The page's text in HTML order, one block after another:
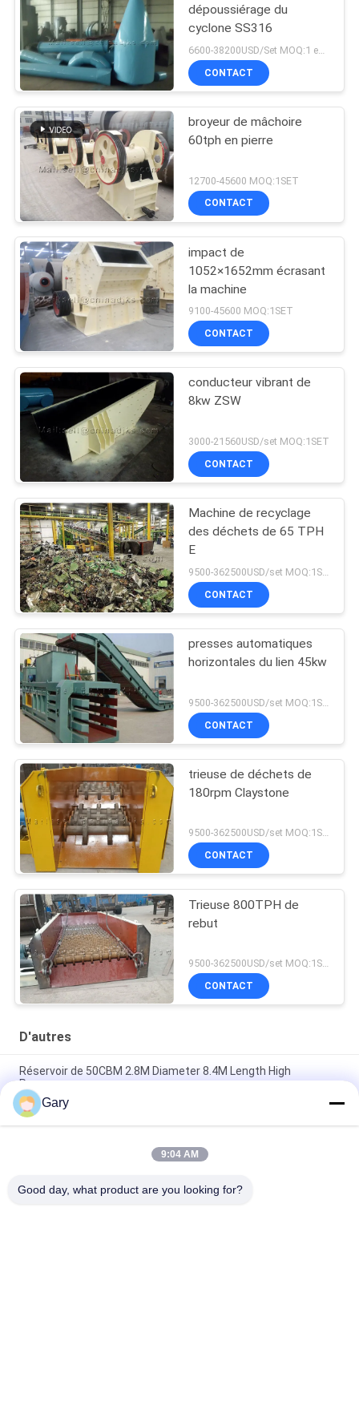
dépoussiérage du
cyclone SS316
CONTACT
broyeur de mâchoire
60tph en pierre
12700-45600 MOQ:1SET
CONTACT
impact de
1052×1652mm écrasant
la machine
9100-45600 MOQ:1SET
CONTACT
conducteur vibrant de
8kw ZSW
3000-21560USD/set MOQ:1SET
CONTACT
Machine de recyclage
des déchets de 65 TPH
E
CONTACT
presses automatiques
horizontales du lien 45kw
CONTACT
trieuse de déchets de
180rpm Claystone
9500-362500USD/set MOQ:1SET
CONTACT
Trieuse 800TPH de
rebut
9500-362500USD/set MOQ:1SET
CONTACT
D'autres
Réservoir de 50CBM 2.8M Diameter 8.4M Length High
Pressure
Écran de vibration de asséchage de la granularité 0.35mm de
20TPH 45%
type horizontal broyeur de 23r/min 900×1800mm à boulets de
Gary
9:04 AM
Good day, what product are you looking for?